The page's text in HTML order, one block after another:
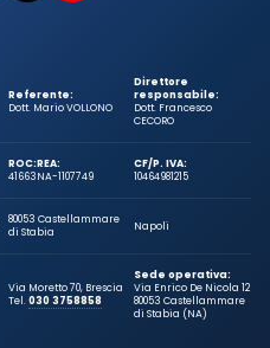
Referente:
Dott. Mario VOLLONO
Direttore
responsabile:
Dott. Francesco
CECORO
ROC:
41663
REA:
NA-1107749
CF/P. IVA:
10464981215
80053 Castellammare
di Stabia
Napoli
Via Moretto 70, Brescia
Tel.030 3758858
Sede operativa:
Via Enrico De Nicola 12
80053 Castellammare
di Stabia (NA)